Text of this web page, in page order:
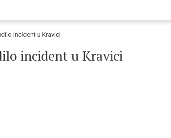
incident u Kravici
incident u Kravici